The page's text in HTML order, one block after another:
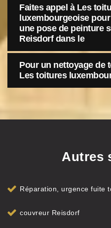
Faites appel à Les
luxembourgeoise
une pose de peinture
Reisdorf dans le
Pour un nettoyage de
Les toitures
Autres
Réparation, urgence fuite
couvreur Reisdorf